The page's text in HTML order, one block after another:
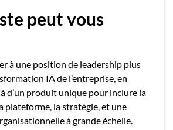
peut vous
à une position de leadership plus
IA de l’entreprise, en
d’un produit unique pour inclure la
plateforme, la stratégie, et une
à grande échelle.